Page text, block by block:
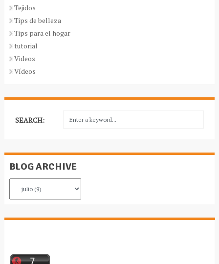
Tejidos
Tips de belleza
Tips para el hogar
tutorial
Videos
Vídeos
SEARCH:
BLOG ARCHIVE